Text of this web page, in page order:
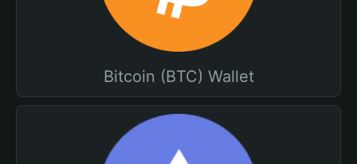
Bitcoin (BTC) Wallet